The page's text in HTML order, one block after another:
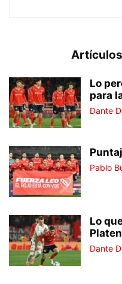
Lo
para
Dante
Pablo
Lo
Dante